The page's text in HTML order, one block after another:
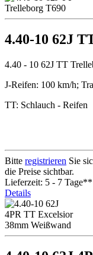
4.40-10 62J
4.40 - 10 62J TT
J-Reifen: 100 km/h;
TT: Schlauch - Reifen
Bitte registrieren Sie
die Preise sichtbar.
Lieferzeit: 5 - 7 Tage**
Details